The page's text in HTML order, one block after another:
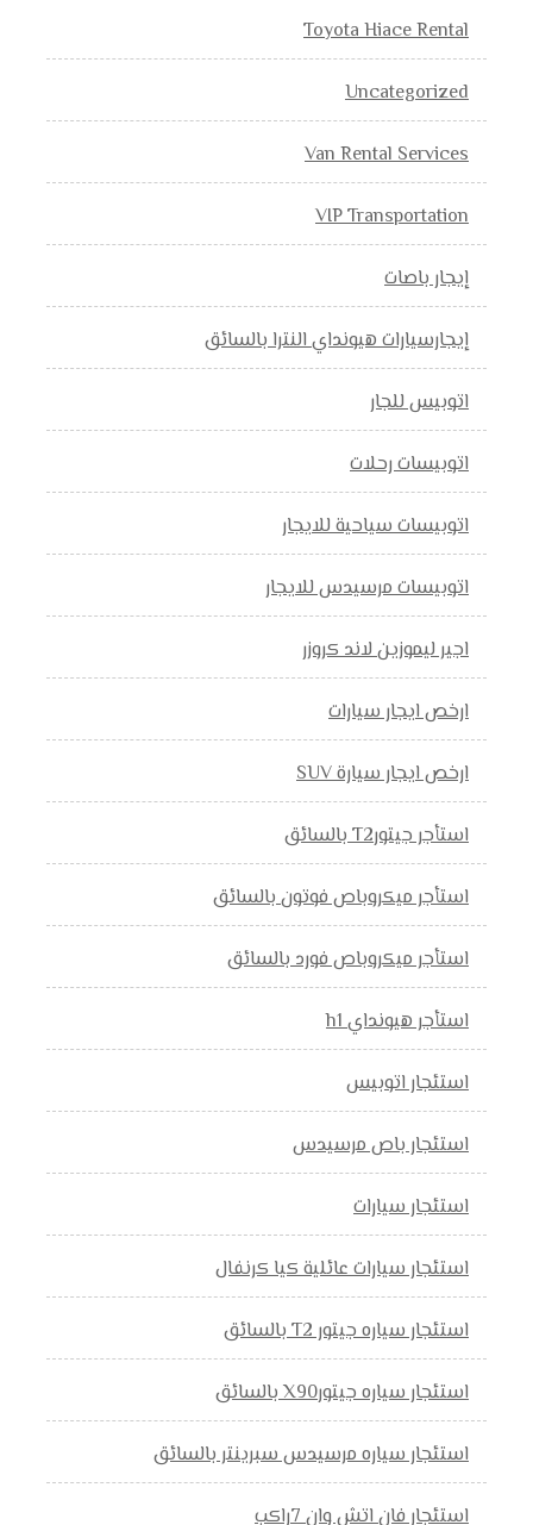
Toyota Hiace Rental
Uncategorized
Van Rental Services
VIP Transportation
إيجار باصات
إيجارسيارات هيونداي النترا بالسائق
اتوبيس للجار
اتوبيسات رحلات
اتوبيسات سياحية للايجار
اتوبيسات مرسيدس للايجار
اجير ليموزين لاند كروزر
ارخص ايجار سيارات
ارخص ايجار سيارة SUV
استأجر جيتورT2 بالسائق
استأجر ميكروباص فوتون بالسائق
استأجر ميكروباص فورد بالسائق
استأجر هيونداي h1
استئجار اتوبيس
استئجار باص مرسيدس
استئجار سيارات
استئجار سيارات عائلية كيا كرنفال
استئجار سياره جيتور T2 بالسائق
استئجار سياره جيتورX90 بالسائق
استئجار سياره مرسيدس سبرينتر بالسائق
استئجار فان اتش وان 7راكب